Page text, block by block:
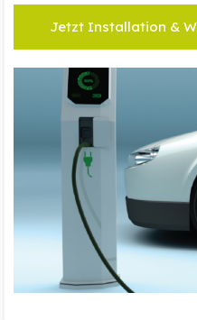
Jetzt Installation &